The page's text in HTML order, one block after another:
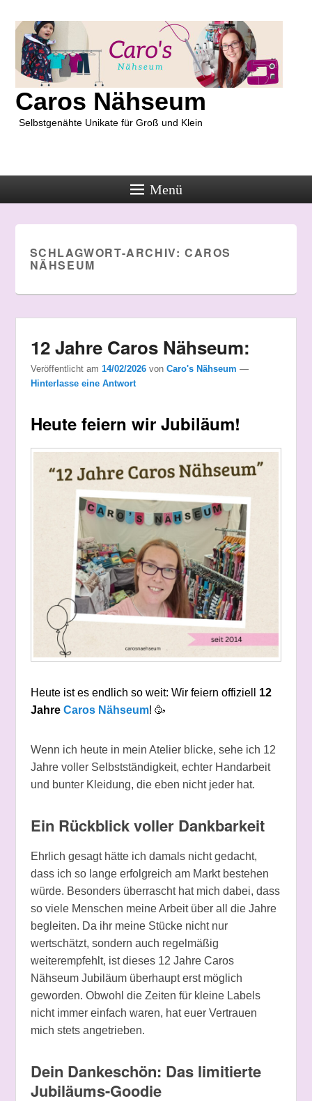
Caros Nähseum
Selbstgenähte Unikate für Groß und Klein
Menü
SCHLAGWORT-ARCHIV: CAROS
NÄHSEUM
12 Jahre Caros Nähseum:
Veröffentlicht am 14/02/2026 von Caro's Nähseum —
Hinterlasse eine Antwort
Heute feiern wir Jubiläum!
Heute ist es endlich so weit: Wir feiern offiziell 12
Jahre Caros Nähseum! 🥳
Wenn ich heute in mein Atelier blicke, sehe ich 12
Jahre voller Selbstständigkeit, echter Handarbeit
und bunter Kleidung, die eben nicht jeder hat.
Ein Rückblick voller Dankbarkeit
Ehrlich gesagt hätte ich damals nicht gedacht,
dass ich so lange erfolgreich am Markt bestehen
würde. Besonders überrascht hat mich dabei, dass
so viele Menschen meine Arbeit über all die Jahre
begleiten. Da ihr meine Stücke nicht nur
wertschätzt, sondern auch regelmäßig
weiterempfehlt, ist dieses 12 Jahre Caros
Nähseum Jubiläum überhaupt erst möglich
geworden. Obwohl die Zeiten für kleine Labels
nicht immer einfach waren, hat euer Vertrauen
mich stets angetrieben.
Dein Dankeschön: Das limitierte
Jubiläums-Goodie